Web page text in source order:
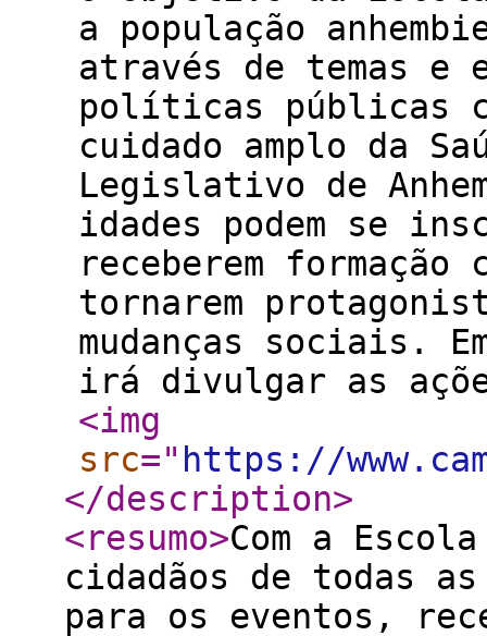
a população
através de temas e
políticas públicas
cuidado amplo da
Legislativo de
idades podem se
receberem
tornarem
mudanças sociais.
irá divulgar as
<img
src=" https://
</description>
<resumo>Com a
cidadãos de todas
para os eventos,